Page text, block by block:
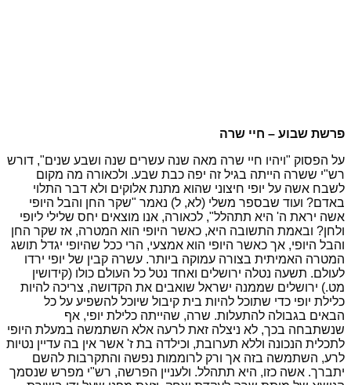
פרשת שבוע – חיי שרה
על הפסוק "ויהיו חיי שרה מאה שנה עשרים שנה ושבע שנים", דורש
רש"י ששרה הייתה בגיל זה יפה כבת שבע. ולכאורה מה מקום
לשבח אשה על יופי חיצוני שהוא מתנת אלוקים ולא דבר התלוי
באדם? ועוד שבספר משלי (לא, ל) נאמר "שקר החן והבל היופי
אשה יראת ה' היא תתהלל", לכאורה, אנו מוצאים יחס שלילי ליופי
ולחן? ובאמת התשובה היא, כאשר היופי הוא המטרה, אז שקר החן
והבל היופי, אך כאשר היופי הוא אמצעי, הרי ככל שהיופי יגדל תושג
המטרה האמיתית בצורה עמוקה ביותר. עשרה קבין של יופי ירדו
לעולם. תשעה נטלה ירושלים ואחד נטל כל העולם כולו (קידושין
מט.) ירושלים שממנה ישראל שואבים את הקדושה, צריכה להיות
כלילת יופי כדי שתוכל להיות בית קיבול שיוכל להשפיע על כל
הבאים בגבולה להתעלות. שרה, שהייתה כלילת יופי, אף
שנשתבחה בכך, לא ניצלה זאת לרעה אלא השתמשה במעלת היופי
לתכלית הנכונה וללא תערובת, וכילדה בת ז' אשר אין בה עדיין נטיות
לרע, השתמשה בזה אך ורק לרוממות נפשה והתקרבות להשם
יתברך. אשה כזו, היא תתהלל. ולעניין הפרשה, רש"י מפרש שנסמך